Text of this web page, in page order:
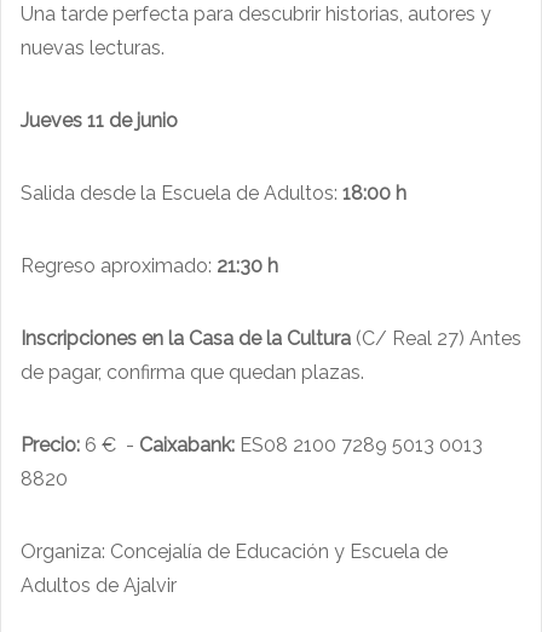
Una tarde perfecta para descubrir historias, autores y
nuevas lecturas.
Jueves 11 de junio
Salida desde la Escuela de Adultos: 18:00 h
Regreso aproximado: 21:30 h
Inscripciones en la Casa de la Cultura (C/ Real 27) Antes
de pagar, confirma que quedan plazas.
Precio: 6 € - Caixabank: ES08 2100 7289 5013 0013
8820
Organiza: Concejalía de Educación y Escuela de
Adultos de Ajalvir